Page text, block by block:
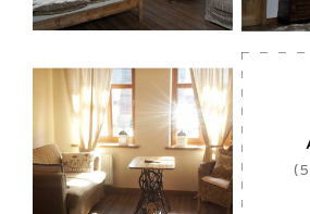
- kostenlose
- Werkzeug für einfache
- Bezahlter Fahrradverleih
- Informationen über Touren
(5